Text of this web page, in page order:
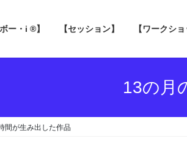
ー・i ®】 【セッション】 【ワークショ
13の月
間が生み出した作品